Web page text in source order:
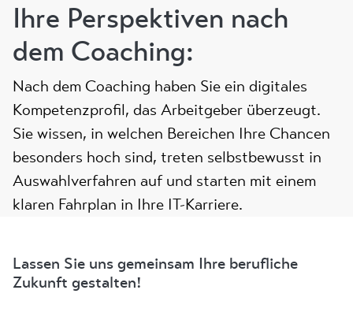
Ihre Perspektiven nach
dem Coaching:
Nach dem Coaching haben Sie ein digitales
Kompetenzprofil, das Arbeitgeber überzeugt.
Sie wissen, in welchen Bereichen Ihre Chancen
besonders hoch sind, treten selbstbewusst in
Auswahlverfahren auf und starten mit einem
klaren Fahrplan in Ihre IT-Karriere.
Lassen Sie uns gemeinsam Ihre berufliche
Zukunft gestalten!